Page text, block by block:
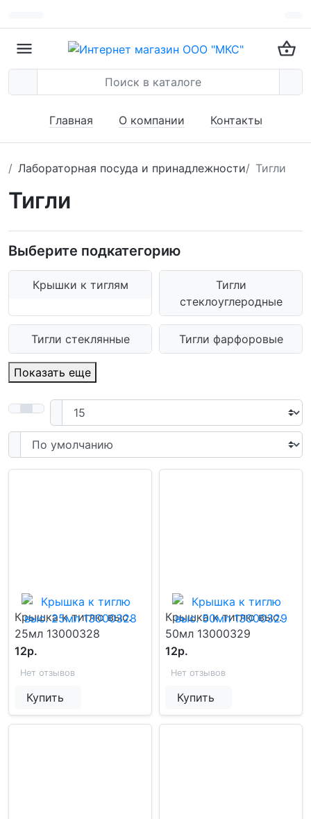
Главная О компании Контакты
Лабораторная посуда и принадлежности Тигли
Тигли
Выберите подкатегорию
Крышки к тиглям
Тигли
стеклоуглеродные
Тигли стеклянные Тигли фарфоровые
Показать еще
Крышка к тиглю выс.
25мл 13000328
12р.
Нет отзывов
Купить
Крышка к тиглю выс.
50мл 13000329
12р.
Нет отзывов
Купить